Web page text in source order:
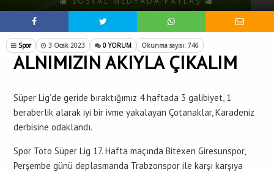
Spor 3 Ocak 2023 0 YORUM Okunma sayısı: 746
ALNIMIZIN AKIYLA ÇIKALIM
Süper Lig’de geride bıraktığımız 4 haftada 3 galibiyet, 1
beraberlik alarak iyi bir ivme yakalayan Çotanaklar, Karadeniz
derbisine odaklandı.
Spor Toto Süper Lig 17. Hafta maçında Bitexen Giresunspor,
Perşembe günü deplasmanda Trabzonspor ile karşı karşıya